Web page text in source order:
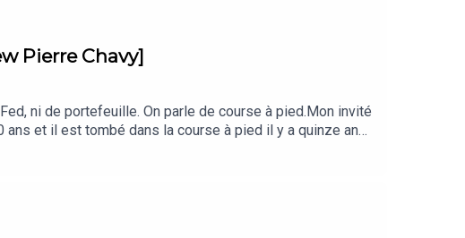
Pierre Chavy]
ni de portefeuille. On parle de course à pied.Mon invité
et il est tombé dans la course à pied il y a quinze ans,
dossards : 2h54 au marathon de Barcelone, 1h21'45
sur 81 km, la SaintéLyon, et les marathons de Boston,
entraînement, planification, progression et mental. Ce
/ Instagram @clickrunBonne écoute, et Force et